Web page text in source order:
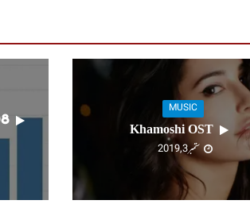
MUSIC
Khamoshi OST
ستمبر 3, 2019